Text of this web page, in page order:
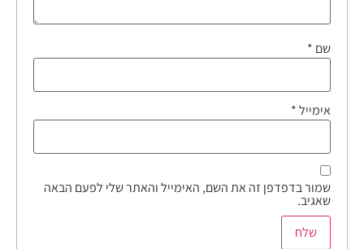
שם *
אימייל*
שמור בדפדפן זה את השם, האימייל והאתר שלי לפעם הבאה
שאגיב.